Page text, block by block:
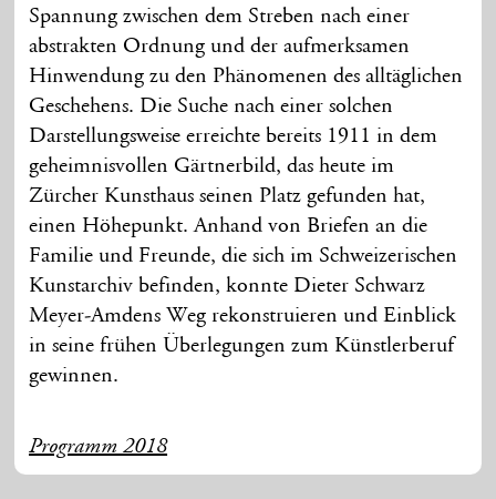
Spannung zwischen dem Streben nach einer
abstrakten Ordnung und der aufmerksamen
Hinwendung zu den Phänomenen des alltäglichen
Geschehens. Die Suche nach einer solchen
Darstellungsweise erreichte bereits 1911 in dem
geheimnisvollen Gärtnerbild, das heute im
Zürcher Kunsthaus seinen Platz gefunden hat,
einen Höhepunkt. Anhand von Briefen an die
Familie und Freunde, die sich im Schweizerischen
Kunstarchiv befinden, konnte Dieter Schwarz
Meyer-Amdens Weg rekonstruieren und Einblick
in seine frühen Überlegungen zum Künstlerberuf
gewinnen.
Programm 2018